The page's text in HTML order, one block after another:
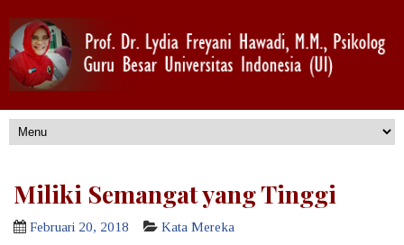
Miliki Semangat yang Tinggi
Februari 20, 2018 Kata Mereka